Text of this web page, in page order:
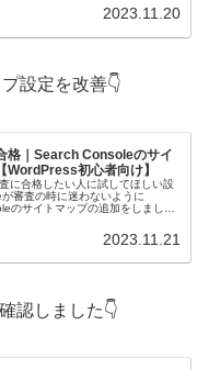
したくて、やった、プラグインの
2023.11.20
設定を改善👇
格｜Search Consoleのサイ
WordPress初心者向け】
に合格したい人に試してほしい設
審査の時に迷わないように
のサイトマップの追加をしまし
ら、審査の申請をしてみてくださ
2023.11.21
認しました👇